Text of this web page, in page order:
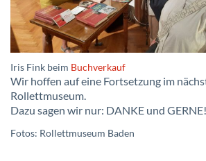
Iris Fink beim Buchverkauf
Wir hoffen auf eine Fortsetzung im
Rollettmuseum.
Dazu sagen wir nur: DANKE und GERNE!
Fotos: Rollettmuseum Baden